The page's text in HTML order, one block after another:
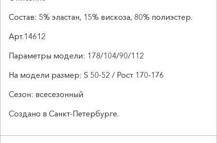
Состав: 5% эластан, 15% вискоза, 80% полиэстер.
Арт.14612
Параметры модели: 178/104/90/112
На модели размер: S 50-52 / Рост 170-176
Сезон: всесезонный
Создано в Санкт-Петербурге.